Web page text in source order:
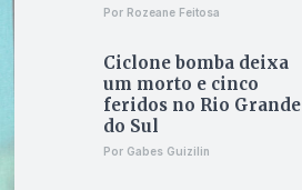
Por Rozeane Feitosa
Ciclone bomba deixa
um morto e cinco
feridos no Rio Grande
do Sul
Por Gabes Guizilin